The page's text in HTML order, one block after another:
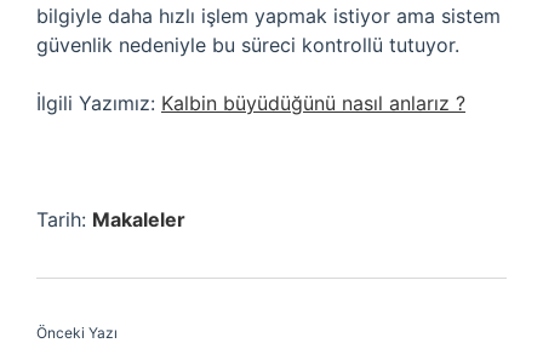
bilgiyle daha hızlı işlem yapmak istiyor ama sistem
güvenlik nedeniyle bu süreci kontrollü tutuyor.
İlgili Yazımız: Kalbin büyüdüğünü nasıl anlarız ?
Tarih: Makaleler
Önceki Yazı